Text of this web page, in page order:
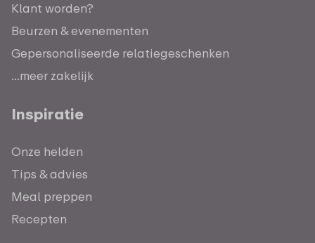
Klant worden?
Beurzen & evenementen
Gepersonaliseerde relatiegeschenken
...meer zakelijk
Inspiratie
Onze helden
Tips & advies
Meal preppen
Recepten